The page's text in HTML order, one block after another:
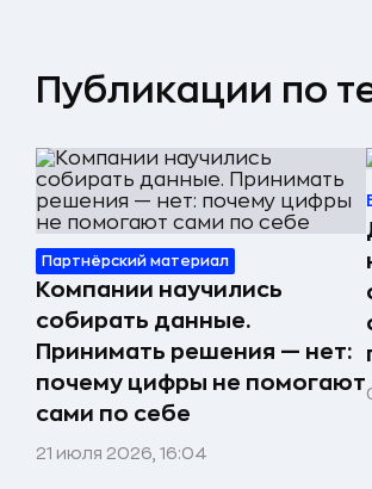
Публикации по
Партнёрский материал
Компании научились
собирать данные.
Принимать решения — нет:
почему цифры не помогают
сами по себе
21 июля 2026, 16:04